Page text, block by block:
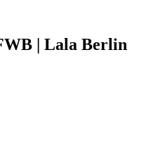
| Lala Berlin